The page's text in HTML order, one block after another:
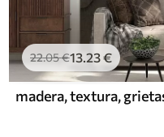
22.05€13.23€